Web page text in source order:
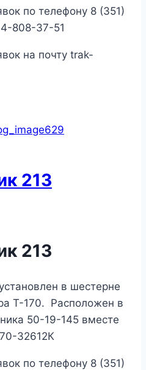
по телефону 8 (351)
808-37-51
на почту trak-
213
213
в шестерне
Т-170. Расположен в
50-19-145 вместе
32612К
по телефону 8 (351)